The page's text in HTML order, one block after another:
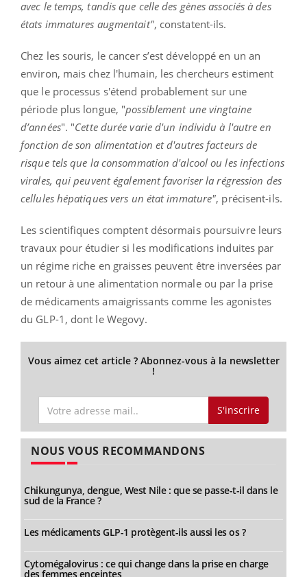
avec le temps, tandis que celle des gènes associés à des
états immatures augmentait", constatent-ils.
Chez les souris, le cancer s’est développé en un an
environ, mais chez l'humain, les chercheurs estiment
que le processus s'étend probablement sur une
période plus longue, "possiblement une vingtaine
d’années". "Cette durée varie d'un individu à l'autre en
fonction de son alimentation et d'autres facteurs de
risque tels que la consommation d'alcool ou les infections
virales, qui peuvent également favoriser la régression des
cellules hépatiques vers un état immature", précisent-ils.
Les scientifiques comptent désormais poursuivre leurs
travaux pour étudier si les modifications induites par
un régime riche en graisses peuvent être inversées par
un retour à une alimentation normale ou par la prise
de médicaments amaigrissants comme les agonistes
du GLP-1, dont le Wegovy.
Vous aimez cet article ? Abonnez-vous à la newsletter
!
S'inscrire
NOUS VOUS RECOMMANDONS
Chikungunya, dengue, West Nile : que se passe-t-il dans le
sud de la France ?
Les médicaments GLP-1 protègent-ils aussi les os ?
Cytomégalovirus : ce qui change dans la prise en charge
des femmes enceintes